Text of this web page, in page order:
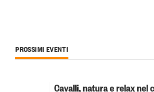
PROSSIMI EVENTI
Cavalli, natura e relax nel